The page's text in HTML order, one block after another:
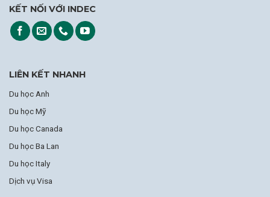
KẾT NỐI VỚI INDEC
LIÊN KẾT NHANH
Du học Anh
Du học Mỹ
Du học Canada
Du học Ba Lan
Du học Italy
Dịch vụ Visa